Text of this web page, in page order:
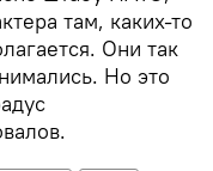
там, каких-то
Они так
Но это